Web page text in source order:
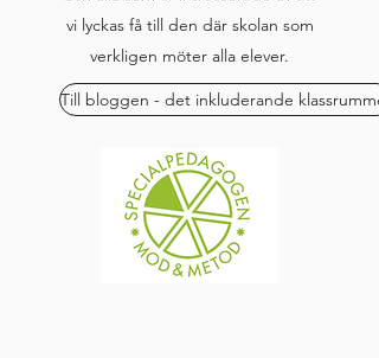
vi lyckas få till den där skolan som
verkligen möter alla elever.
Till bloggen - det inkluderande